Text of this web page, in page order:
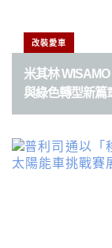
改裝愛車
米其林
與綠色轉型新篇